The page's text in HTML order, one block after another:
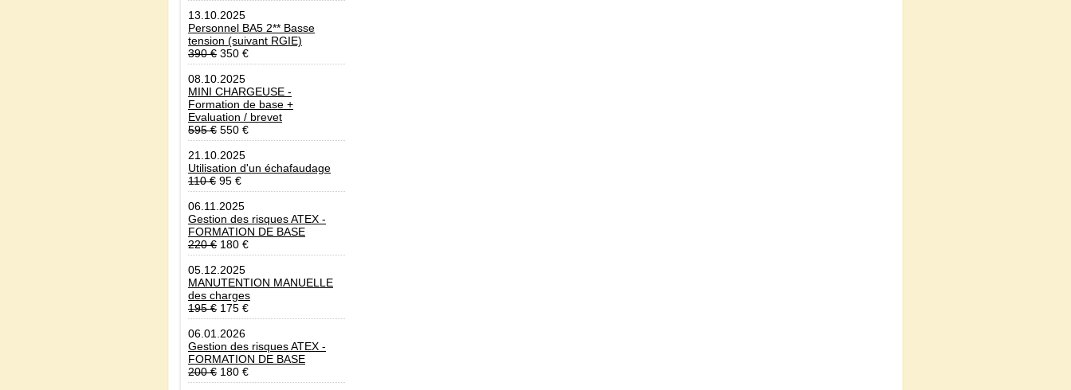
13.10.2025
Personnel BA5 2** Basse
tension (suivant RGIE)
390 € 350 €
08.10.2025
MINI CHARGEUSE -
Formation de base +
Evaluation / brevet
595 € 550 €
21.10.2025
Utilisation d'un échafaudage
110 € 95 €
06.11.2025
Gestion des risques ATEX -
FORMATION DE BASE
220 € 180 €
05.12.2025
MANUTENTION MANUELLE
des charges
195 € 175 €
06.01.2026
Gestion des risques ATEX -
FORMATION DE BASE
200 € 180 €